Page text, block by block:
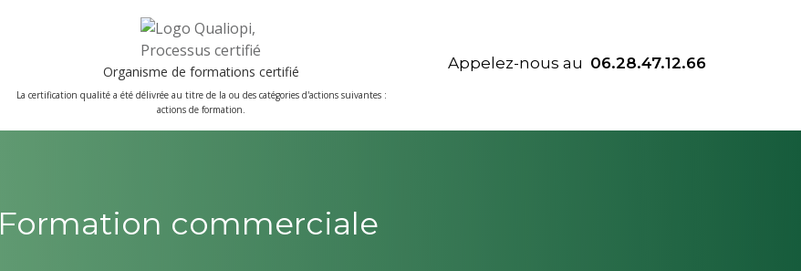
Organisme de formations certifié
La certification qualité a été délivrée au titre de la ou des catégories d'actions suivantes :
actions de formation.
Appelez-nous au 06.28.47.12.66
Formation commerciale